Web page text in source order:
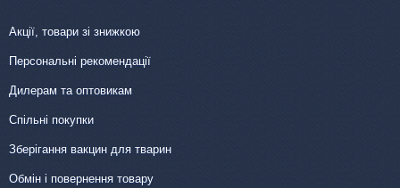
Акції, товари зі знижкою
Персональні рекомендації
Дилерам та оптовикам
Спільні покупки
Зберігання вакцин для тварин
Обмін і повернення товару